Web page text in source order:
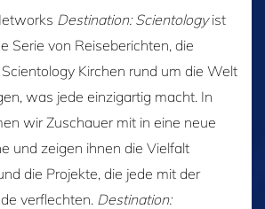
Destination: Scientologyist
Serie von Reiseberichten, die
Kirchen rund um die Welt
was jede einzigartig macht. In
wir Zuschauer mit in eine neue
und zeigen ihnen die Vielfalt
die Projekte, die jede mit der
verflechten. Destination: